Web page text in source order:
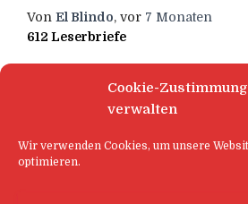
Cookie-Zustimmung
verwalten
Wir verwenden Cookies, um unsere
optimieren.
Von El Blindo, vor 7 Monaten
612 Leserbriefe